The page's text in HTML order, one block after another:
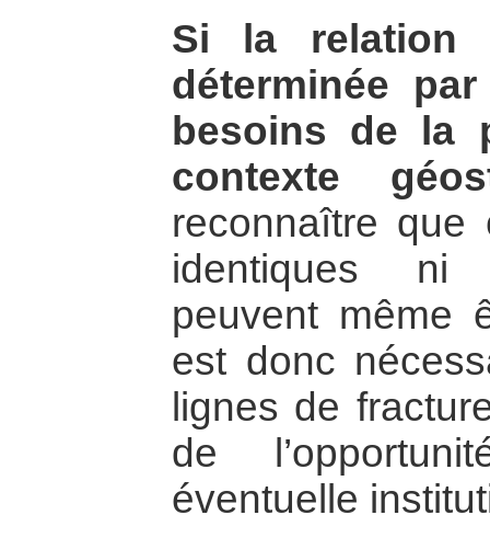
Si la relation
déterminée
besoins de la
contexte
reconnaître
identiques ni
peuvent même
est donc
lignes de
de
éventuelle